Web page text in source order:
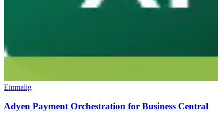
Einmalig
Adyen Payment Orchestration for Business Central